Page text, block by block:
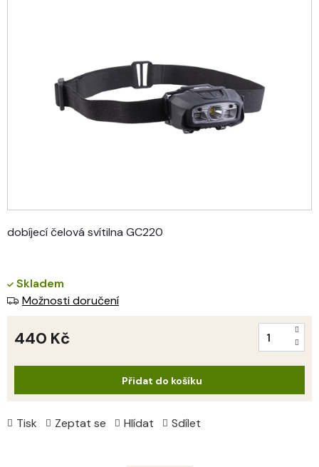
dobíjecí čelová svítilna GC220
Tisk Zeptat se Hlídat Sdílet
Skladem
Možnosti doručení
440 Kč
Přidat do košíku